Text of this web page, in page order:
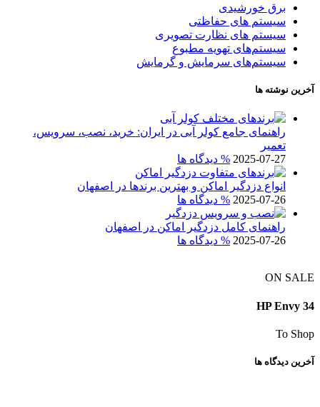
برق خورشیدی
سیستم های حفاظتی
سیستم های نظارت تصویری
سیستم‌های تهویه مطبوع
سیستم‌های سرمایش و گرمایش
آخرین نوشته ها
راهنمای جامع کولر آبی در ایران: خرید، نصب، سرویس،
تعمیر
2025-07-27 % دیدگاه ها
انواع دزدگیر اماکن و بهترین برندها در اصفهان
2025-07-26 % دیدگاه ها
راهنمای کامل دزدگیر اماکن در اصفهان
2025-07-26 % دیدگاه ها
ON SALE
HP Envy 34
To Shop
آخرین دیدگاه ها